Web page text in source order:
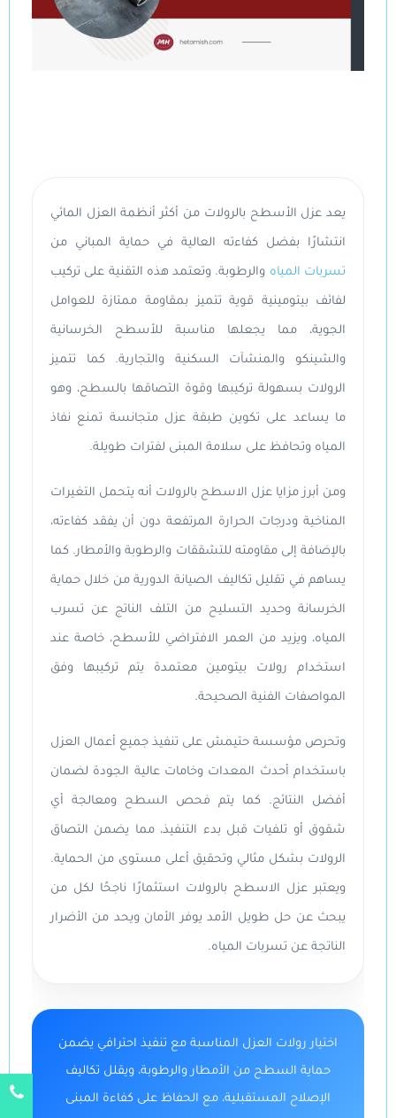
يعد عزل الأسطح بالرولات من أكثر أنظمة العزل المائي
انتشارًا بفضل كفاءته العالية في حماية المباني من
تسربات المياه والرطوبة. وتعتمد هذه التقنية على تركيب
لفائف بيتومينية قوية تتميز بمقاومة ممتازة للعوامل
الجوية، مما يجعلها مناسبة للأسطح الخرسانية
والشينكو والمنشآت السكنية والتجارية. كما تتميز
الرولات بسهولة تركيبها وقوة التصاقها بالسطح، وهو
ما يساعد على تكوين طبقة عزل متجانسة تمنع نفاذ
المياه وتحافظ على سلامة المبنى لفترات طويلة.
ومن أبرز مزايا عزل الاسطح بالرولات أنه يتحمل التغيرات
المناخية ودرجات الحرارة المرتفعة دون أن يفقد كفاءته،
بالإضافة إلى مقاومته للتشققات والرطوبة والأمطار. كما
يساهم في تقليل تكاليف الصيانة الدورية من خلال حماية
الخرسانة وحديد التسليح من التلف الناتج عن تسرب
المياه، ويزيد من العمر الافتراضي للأسطح، خاصة عند
استخدام رولات بيتومين معتمدة يتم تركيبها وفق
المواصفات الفنية الصحيحة.
وتحرص مؤسسة حتيمش على تنفيذ جميع أعمال العزل
باستخدام أحدث المعدات وخامات عالية الجودة لضمان
أفضل النتائج. كما يتم فحص السطح ومعالجة أي
شقوق أو تلفيات قبل بدء التنفيذ، مما يضمن التصاق
الرولات بشكل مثالي وتحقيق أعلى مستوى من الحماية.
ويعتبر عزل الاسطح بالرولات استثمارًا ناجحًا لكل من
يبحث عن حل طويل الأمد يوفر الأمان ويحد من الأضرار
الناتجة عن تسربات المياه.
اختيار رولات العزل المناسبة مع تنفيذ احترافي يضمن
حماية السطح من الأمطار والرطوبة، ويقلل تكاليف
الإصلاح المستقبلية، مع الحفاظ على كفاءة المبنى